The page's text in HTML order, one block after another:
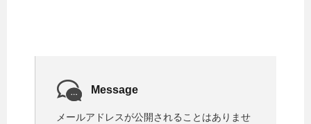
Message
メールアドレスが公開されることはありませ